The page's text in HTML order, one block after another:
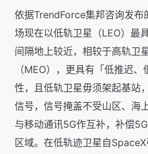
依据TrendForce集邦咨询发布
场现在以低轨卫星（LEO）最
间隔地上较近，相较于高轨卫
（MEO），更具有「低推迟
性，且低轨卫星毋须架起基站
信号，信号掩盖不受山区、海
与移动通讯5G作互补，补偿
区域。在低轨迹卫星自